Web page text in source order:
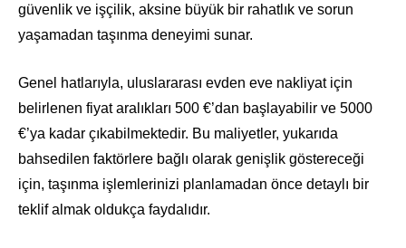
güvenlik ve işçilik, aksine büyük bir rahatlık ve sorun
yaşamadan taşınma deneyimi sunar.
Genel hatlarıyla, uluslararası evden eve nakliyat için
belirlenen fiyat aralıkları 500 €’dan başlayabilir ve 5000
€’ya kadar çıkabilmektedir. Bu maliyetler, yukarıda
bahsedilen faktörlere bağlı olarak genişlik göstereceği
için, taşınma işlemlerinizi planlamadan önce detaylı bir
teklif almak oldukça faydalıdır.